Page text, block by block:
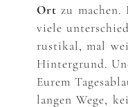
Ort zu
viele
rustikal, mal
Hintergrund.
Eurem
langen Wege,